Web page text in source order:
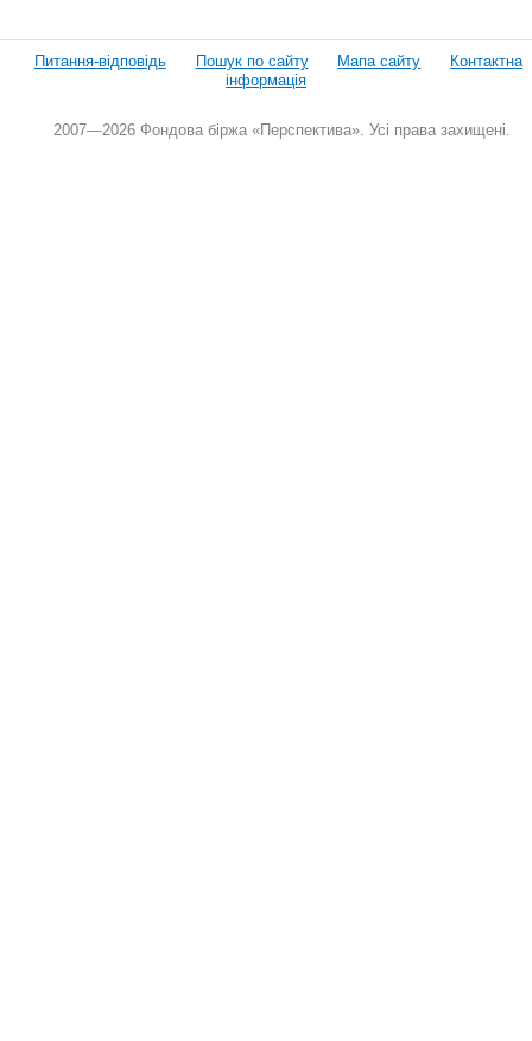
Питання-відповідь Пошук по сайту Мапа сайту
Контактна
інформація
2007—2026 Фондова біржа «Перспектива». Усі права захищені.